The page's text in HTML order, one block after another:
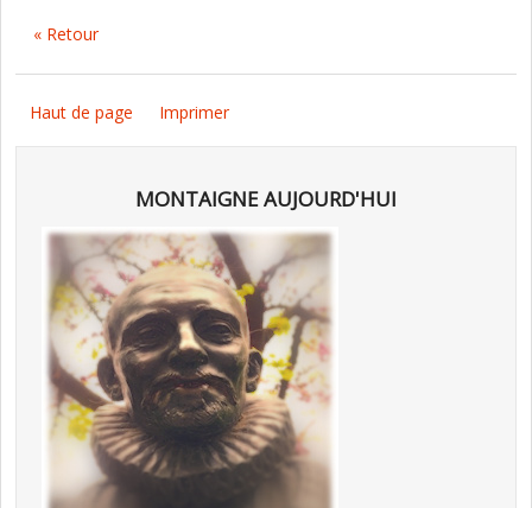
« Retour
Haut de page Imprimer
MONTAIGNE AUJOURD'HUI